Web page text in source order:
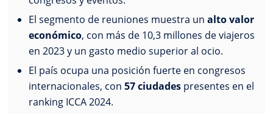
El segmento de reuniones muestra unalto valor
económico, con más de 10,3 millones de viajeros
en 2023 y un gasto medio superior al ocio.
El país ocupa una posición fuerte en congresos
internacionales, con57 ciudades presentes en el
ranking ICCA 2024.